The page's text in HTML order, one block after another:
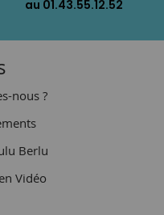
au 01.43.55.12.52
nous ?
Berlu
Vidéo